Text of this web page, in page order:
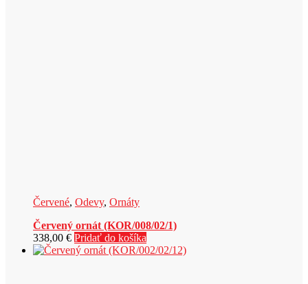
Červené, Odevy, Ornáty
Červený ornát (KOR/008/02/1)
338,00 € Pridať do košíka